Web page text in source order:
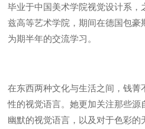
毕业于中国美术学院视觉设计系
兹高等艺术学院，期间在德国包
为期半年的交流学习。
在东西两种文化与生活之间，钱
性的视觉语言。她更加关注那些源
幽默的视觉语言，以及对于色彩